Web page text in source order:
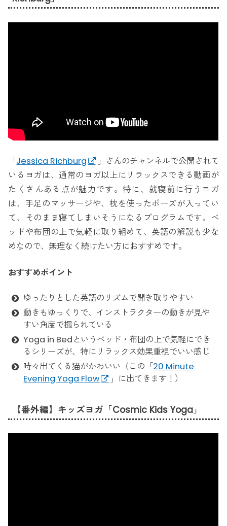
「Jessica Richburg
」さんのチャンネルで公開されて
いるヨガは、通常のヨガ以上にリラックスできる動画が
たくさんある点が魅力です。特に、就寝前に行うヨガ
は、手足のマッサージや、枕を使ったポーズが入ってい
て、そのまま寝てしまいそうになるプログラムです。ベ
ッドや布団の上で気軽に取り組めて、英語の解説も少な
めなので、無理なく続けたい方におすすめです。
おすすめポイント
ゆったりとした英語のリズムで聞き取りやすい
動きもゆっくりで、インストラクターの動きが見や
すい角度で撮られている
Yoga in Bedというベッド・布団の上で気軽にでき
るシリーズが、特にリラックス効果重視でいい感じ
時々出てくる猫がかわいい（この「20 Minute
Evening Yoga Flow
」に出てきます！）
【番外編】キッズヨガ「Cosmic Kids Yoga」